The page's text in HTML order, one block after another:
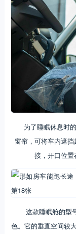
为了睡眠休息时
窗帘，可将车内遮
接，开口位置
这款睡眠舱的型
色。它的垂直空间较